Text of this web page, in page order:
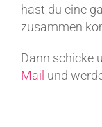
hast du eine
zusammen
Dann schicke
Mail und